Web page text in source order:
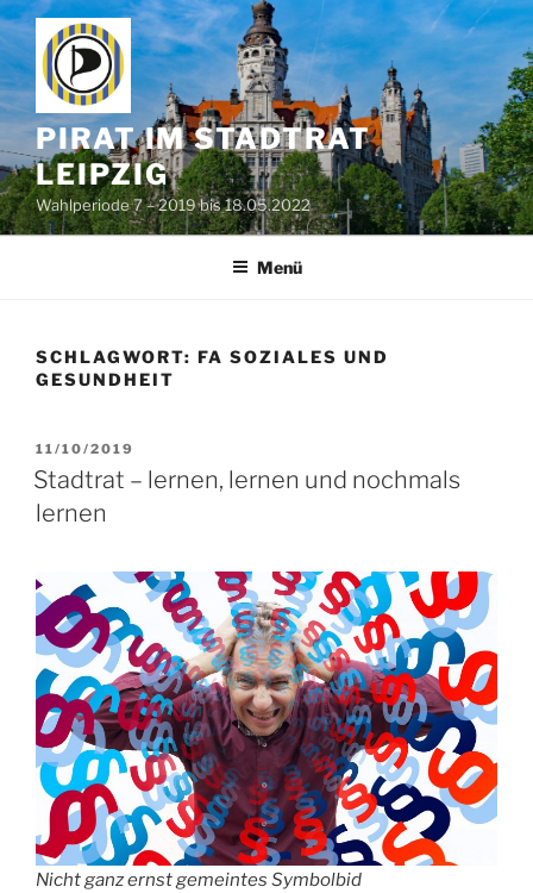
Zum
Inhalt
springen
PIRAT IM STADTRAT
LEIPZIG
Wahlperiode 7 – 2019 bis 18.05.2022
Menü
SCHLAGWORT: FA SOZIALES UND
GESUNDHEIT
VERÖFFENTLICHT
AM
11/10/2019
Stadtrat – lernen, lernen und nochmals
lernen
Nicht ganz ernst gemeintes Symbolbid